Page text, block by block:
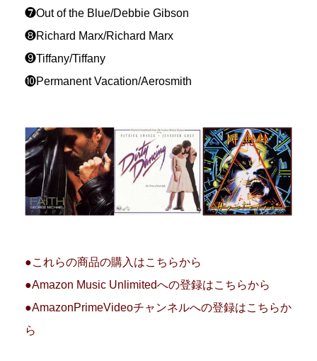
❼Out of the Blue/Debbie Gibson
❽Richard Marx/Richard Marx
❾Tiffany/Tiffany
❿Permanent Vacation/Aerosmith
●これらの商品の購入はこちらから
●Amazon Music Unlimitedへの登録はこちらから
●AmazonPrimeVideoチャンネルへの登録はこちらか
ら